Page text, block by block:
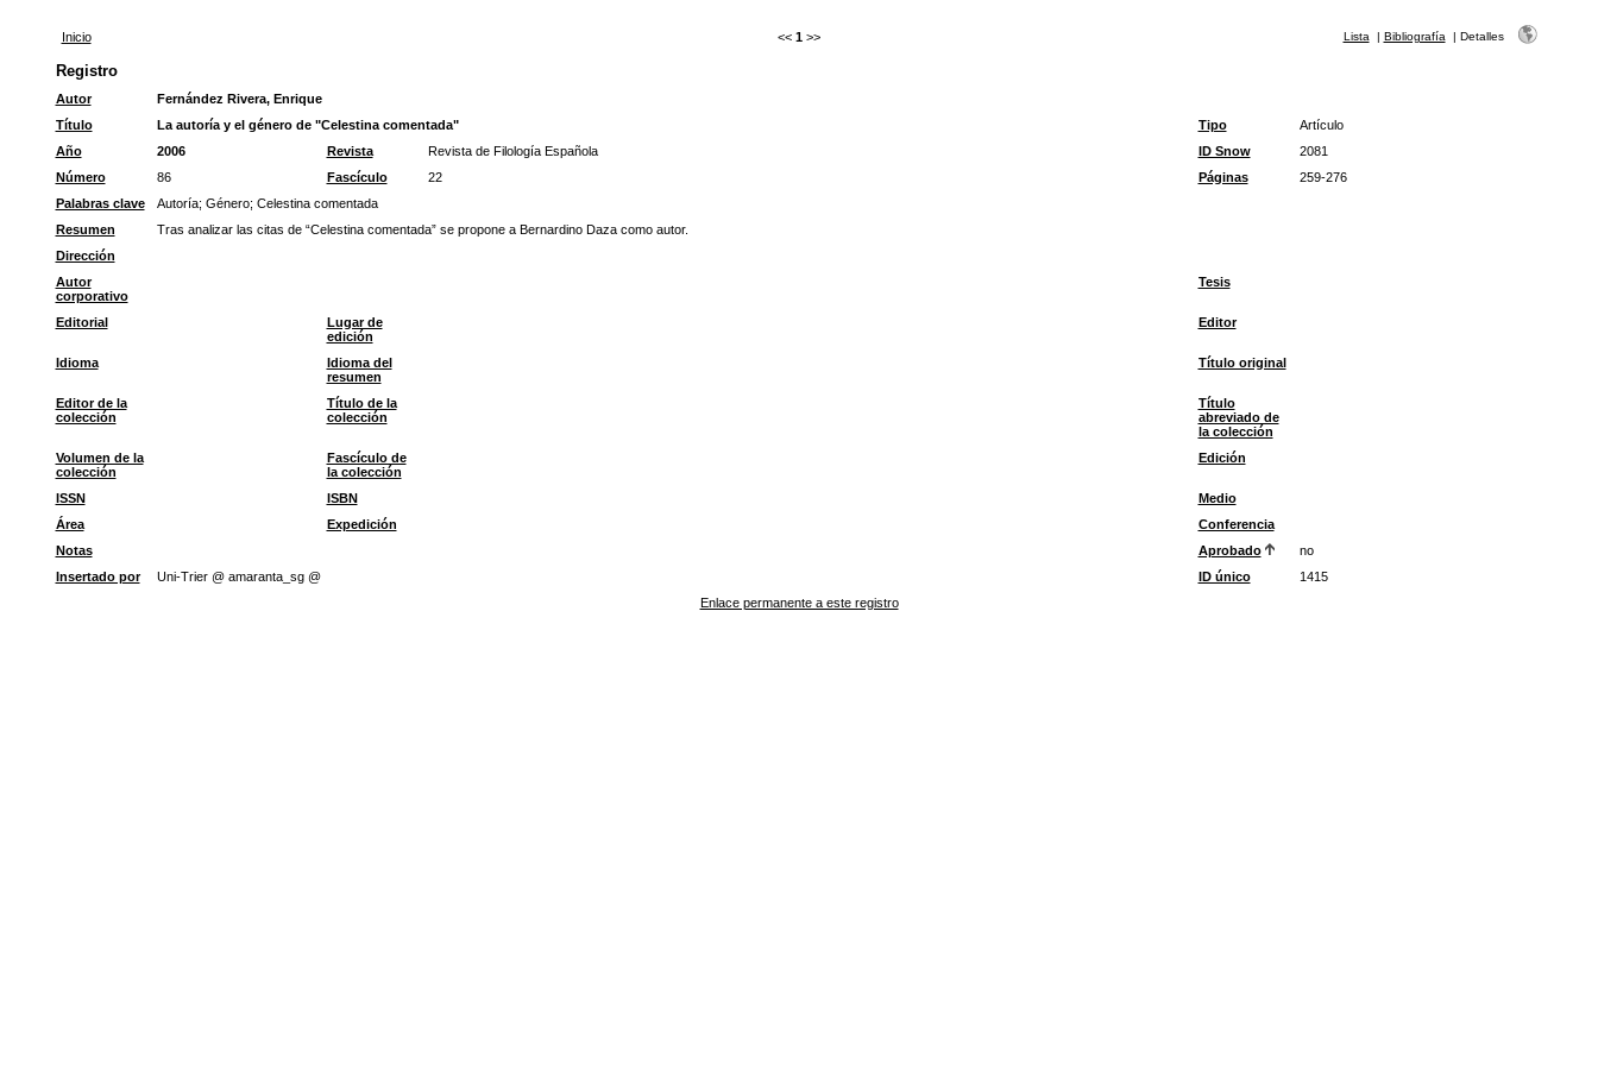
Inicio << 1 >> Lista | Bibliografía | Detalles
Registro
Autor
Fernández Rivera, Enrique
Título
La autoría y el género de "Celestina comentada" Tipo
Artículo
Año
2006 Revista Revista de Filología Española ID Snow
2081
Número
86 Fascículo 22 Páginas
259-276
Palabras clave
Autoría; Género; Celestina comentada
Resumen
Tras analizar las citas de “Celestina comentada” se propone a Bernardino Daza como autor.
Dirección
Autor
corporativo
Tesis
Editorial
Lugar de
edición
Editor
Idioma
Idioma del
resumen
Título original
Editor de la
colección
Título de la
colección
Título
abreviado de
la colección
Volumen de la
colección
Fascículo de
la colección
Edición
ISSN ISBN
Medio
Área
Expedición
Conferencia
Notas
Aprobado
no
Insertado por
Uni-Trier @ amaranta_sg @ ID único
1415
Enlace permanente a este registro